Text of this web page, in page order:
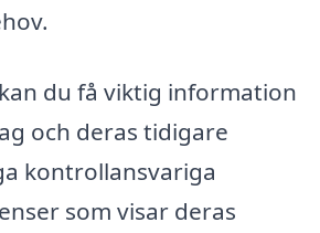
du få viktig information
och deras tidigare
kontrollansvariga
som visar deras